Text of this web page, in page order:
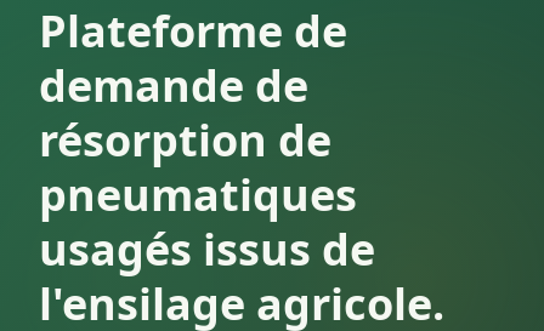
Plateforme de
demande de
résorption de
pneumatiques
usagés issus de
l'ensilage agricole.